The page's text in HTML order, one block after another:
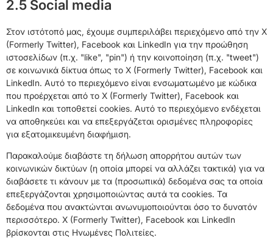
2.5 Social media
Στον ιστότοπό μας, έχουμε συμπεριλάβει περιεχόμενο από την X
(Formerly Twitter), Facebook και LinkedIn για την προώθηση
ιστοσελίδων (π.χ. "like", "pin") ή την κοινοποίηση (π.χ. "tweet")
σε κοινωνικά δίκτυα όπως το X (Formerly Twitter), Facebook και
LinkedIn. Αυτό το περιεχόμενο είναι ενσωματωμένο με κώδικα
που προέρχεται από το X (Formerly Twitter), Facebook και
LinkedIn και τοποθετεί cookies. Αυτό το περιεχόμενο ενδέχεται
να αποθηκεύει και να επεξεργάζεται ορισμένες πληροφορίες
για εξατομικευμένη διαφήμιση.
Παρακαλούμε διαβάστε τη δήλωση απορρήτου αυτών των
κοινωνικών δικτύων (η οποία μπορεί να αλλάζει τακτικά) για να
διαβάσετε τι κάνουν με τα (προσωπικά) δεδομένα σας τα οποία
επεξεργάζονται χρησιμοποιώντας αυτά τα cookies. Τα
δεδομένα που ανακτώνται ανωνυμοποιούνται όσο το δυνατόν
περισσότερο. X (Formerly Twitter), Facebook και LinkedIn
βρίσκονται στις Ηνωμένες Πολιτείες.